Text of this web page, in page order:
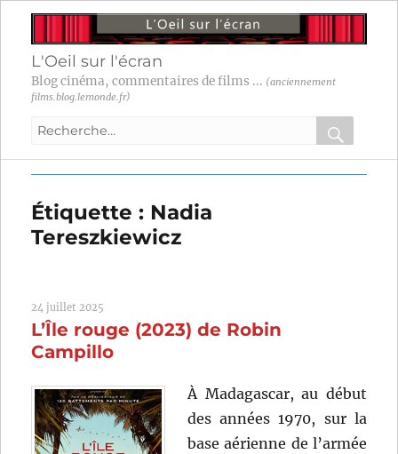
L'Oeil sur l'écran
Blog cinéma, commentaires de films ... (anciennement
films.blog.lemonde.fr)
Recherche
:
OK
Étiquette : Nadia
Tereszkiewicz
24 juillet 2025
L’Île rouge (2023) de Robin
Campillo
À Madagascar, au début
des années 1970, sur la
base aérienne de l’armée